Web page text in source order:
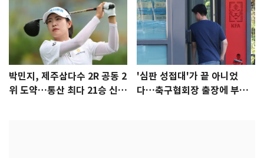
박민지, 제주삼다수 2R 공동 2
위 도약…통산 최다 21승 신기
'심판 성접대'가 끝 아니었
다…축구협회장 출장에 부인